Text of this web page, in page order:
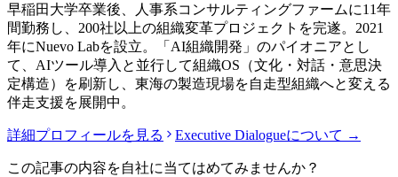
早稲田大学卒業後、人事系コンサルティングファームに11年
間勤務し、200社以上の組織変革プロジェクトを完遂。2021
年にNuevo Labを設立。「AI組織開発」のパイオニアとし
て、AIツール導入と並行して組織OS（文化・対話・意思決
定構造）を刷新し、東海の製造現場を自走型組織へと変える
伴走支援を展開中。
詳細プロフィールを見る Executive Dialogueについて →
この記事の内容を自社に当てはめてみませんか？